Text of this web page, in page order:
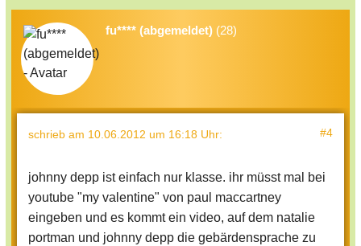
fu**** (abgemeldet) (28)
schrieb am 10.06.2012 um 16:18 Uhr: #4
johnny depp ist einfach nur klasse. ihr müsst mal bei
youtube "my valentine" von paul maccartney
eingeben und es kommt ein video, auf dem natalie
portman und johnny depp die gebärdensprache zu